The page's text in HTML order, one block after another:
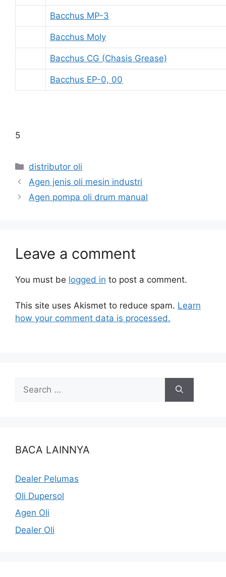
Bacchus MP-3
Bacchus Moly
Bacchus CG (Chasis Grease)
Bacchus EP-0, 00
5
distributor oli
Agen jenis oli mesin industri
Agen pompa oli drum manual
Leave a comment
You must be logged in to post a comment.
This site uses Akismet to reduce spam. Learn
how your comment data is processed.
BACA LAINNYA
Dealer Pelumas
Oli Dupersol
Agen Oli
Dealer Oli